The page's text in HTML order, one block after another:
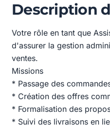
Description
Votre rôle en tant que
d'assurer la gestion
ventes.
Missions
* Passage des
* Création des offres
* Formalisation des
* Suivi des livraisons en